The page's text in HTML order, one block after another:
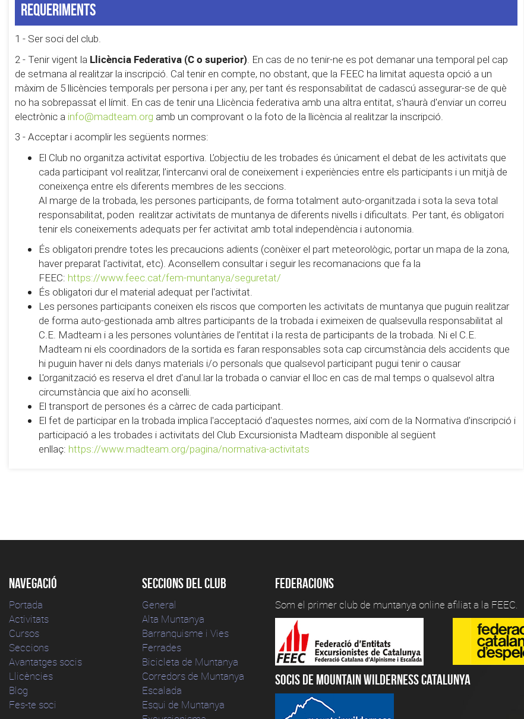
Requeriments
1 - Ser soci del club.
2 - Tenir vigent la Llicència Federativa (C o superior). En cas de no tenir-ne es pot demanar una temporal pel cap
de setmana al realitzar la inscripció. Cal tenir en compte, no obstant, que la FEEC ha limitat aquesta opció a un
màxim de 5 llicències temporals per persona i per any, per tant és responsabilitat de cadascú assegurar-se de què
no ha sobrepassat el límit. En cas de tenir una Llicència federativa amb una altra entitat, s'haurà d'enviar un correu
electrònic a info@madteam.org amb un comprovant o la foto de la llicència al realitzar la inscripció.
3 - Acceptar i acomplir les següents normes:
El Club no organitza activitat esportiva. L’objectiu de les trobades és únicament el debat de les activitats que
cada participant vol realitzar, l’intercanvi oral de coneixement i experiències entre els participants i un mitjà de
coneixença entre els diferents membres de les seccions.
Al marge de la trobada, les persones participants, de forma totalment auto-organitzada i sota la seva total
responsabilitat, poden realitzar activitats de muntanya de diferents nivells i dificultats. Per tant, és obligatori
tenir els coneixements adequats per fer activitat amb total independència i autonomia.
És obligatori prendre totes les precaucions adients (conèixer el part meteorològic, portar un mapa de la zona,
haver preparat l'activitat, etc). Aconsellem consultar i seguir les recomanacions que fa la
FEEC: https://www.feec.cat/fem-muntanya/seguretat/
És obligatori dur el material adequat per l'activitat.
Les persones participants coneixen els riscos que comporten les activitats de muntanya que puguin realitzar
de forma auto-gestionada amb altres participants de la trobada i eximeixen de qualsevulla responsabilitat al
C.E. Madteam i a les persones voluntàries de l’entitat i la resta de participants de la trobada. Ni el C.E.
Madteam ni els coordinadors de la sortida es faran responsables sota cap circumstància dels accidents que
hi puguin haver ni dels danys materials i/o personals que qualsevol participant pugui tenir o causar
L'organització es reserva el dret d'anul.lar la trobada o canviar el lloc en cas de mal temps o qualsevol altra
circumstància que així ho aconselli.
El transport de persones és a càrrec de cada participant.
El fet de participar en la trobada implica l'acceptació d'aquestes normes, així com de la Normativa d'inscripció i
participació a les trobades i activitats del Club Excursionista Madteam disponible al següent
enllaç: https://www.madteam.org/pagina/normativa-activitats
Navegació
Portada
Activitats
Cursos
Seccions
Avantatges socis
Llicències
Blog
Fes-te soci
Seccions del club
General
Alta Muntanya
Barranquisme i Vies
Ferrades
Bicicleta de Muntanya
Corredors de Muntanya
Escalada
Esqui de Muntanya
Federacions
Som el primer club de muntanya online afiliat a la FEEC.
Socis de Mountain Wilderness Catalunya